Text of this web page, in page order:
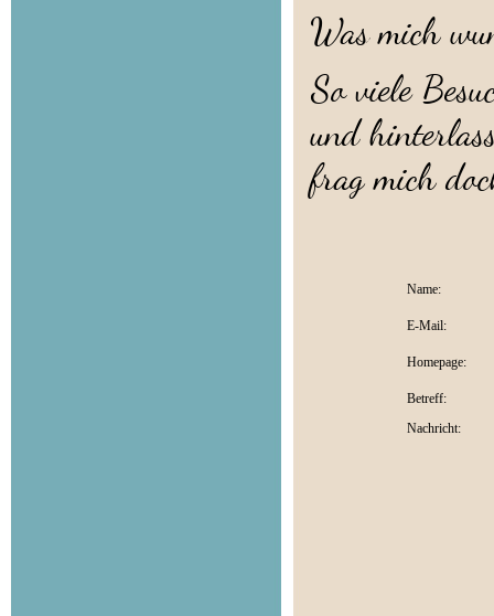
Was mich
So viele
und
frag mich
Name:
E-Mail:
Homepage:
Betreff:
Nachricht: